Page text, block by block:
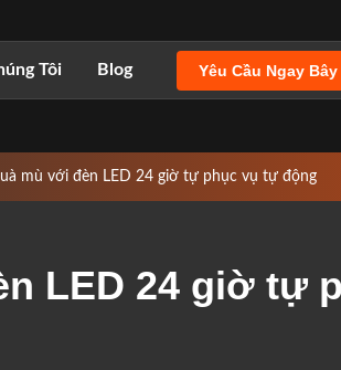
Tôi Blog Yêu Cầu Ngay
mù với đèn LED 24 giờ tự phục vụ tự động
LED 24 giờ tự